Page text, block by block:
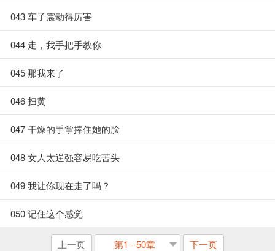
043 车子震动得厉害
044 走，我手把手教你
045 那我来了
046 扫黄
047 干燥的手掌捧住她的脸
048 女人太逞强容易吃苦头
049 我让你现在走了吗？
050 记住这个感觉
上一页 第1 - 50章 下一页